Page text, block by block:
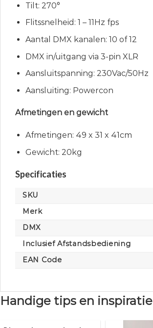
Tilt: 270°
Flitssnelheid: 1 – 11Hz fps
Aantal DMX kanalen: 10 of 12
DMX in/uitgang via 3-pin XLR
Aansluitspanning: 230Vac/50Hz
Aansluiting: Powercon
Afmetingen en gewicht
Afmetingen: 49 x 31 x 41cm
Gewicht: 20kg
Specificaties
SKU
Merk
DMX
Inclusief Afstandsbediening
EAN Code
Handige tips en inspiratie